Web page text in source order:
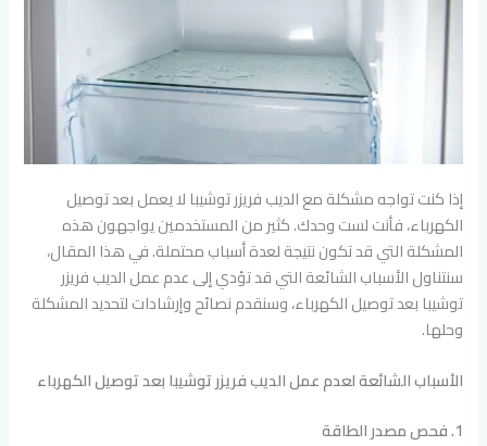
إذا كنت تواجه مشكلة مع الديب فريزر توشيبا لا يعمل بعد توصيل
الكهرباء، فأنت لست وحدك. كثير من المستخدمين يواجهون هذه
المشكلة التي قد تكون نتيجة لعدة أسباب محتملة. في هذا المقال،
سنتناول الأسباب الشائعة التي قد تؤدي إلى عدم عمل الديب فريزر
توشيبا بعد توصيل الكهرباء، وسنقدم نصائح وإرشادات لتحديد المشكلة
وحلها.
الأسباب الشائعة لعدم عمل الديب فريزر توشيبا بعد توصيل الكهرباء
1. فحص مصدر الطاقة